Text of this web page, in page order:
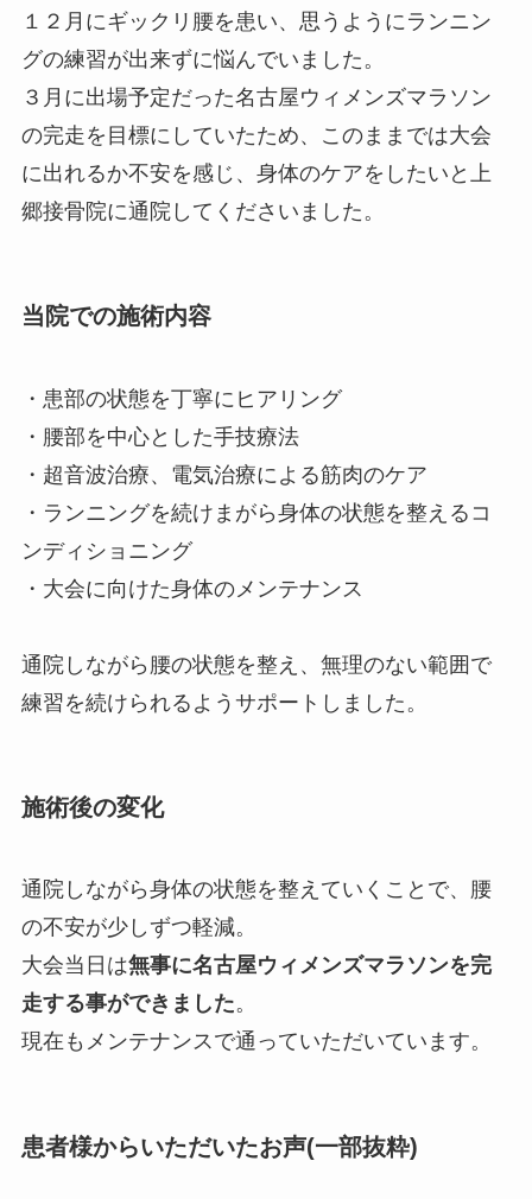
１２月にギックリ腰を患い、思うようにランニン
グの練習が出来ずに悩んでいました。
３月に出場予定だった名古屋ウィメンズマラソン
の完走を目標にしていたため、このままでは大会
に出れるか不安を感じ、身体のケアをしたいと上
郷接骨院に通院してくださいました。
当院での施術内容
・患部の状態を丁寧にヒアリング
・腰部を中心とした手技療法
・超音波治療、電気治療による筋肉のケア
・ランニングを続けまがら身体の状態を整えるコ
ンディショニング
・大会に向けた身体のメンテナンス
通院しながら腰の状態を整え、無理のない範囲で
練習を続けられるようサポートしました。
施術後の変化
通院しながら身体の状態を整えていくことで、腰
の不安が少しずつ軽減。
大会当日は無事に名古屋ウィメンズマラソンを完
走する事ができました。
現在もメンテナンスで通っていただいています。
患者様からいただいたお声(一部抜粋)